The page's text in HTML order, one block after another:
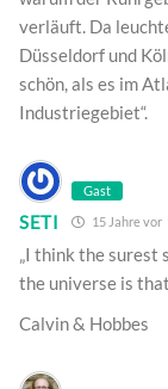
verläuft. Da
Düsseldorf und
schön, als es im
Industriegebiet“.
Gast
SETI 15 Jahre vor
„I think the surest
the universe is
Calvin & Hobbes